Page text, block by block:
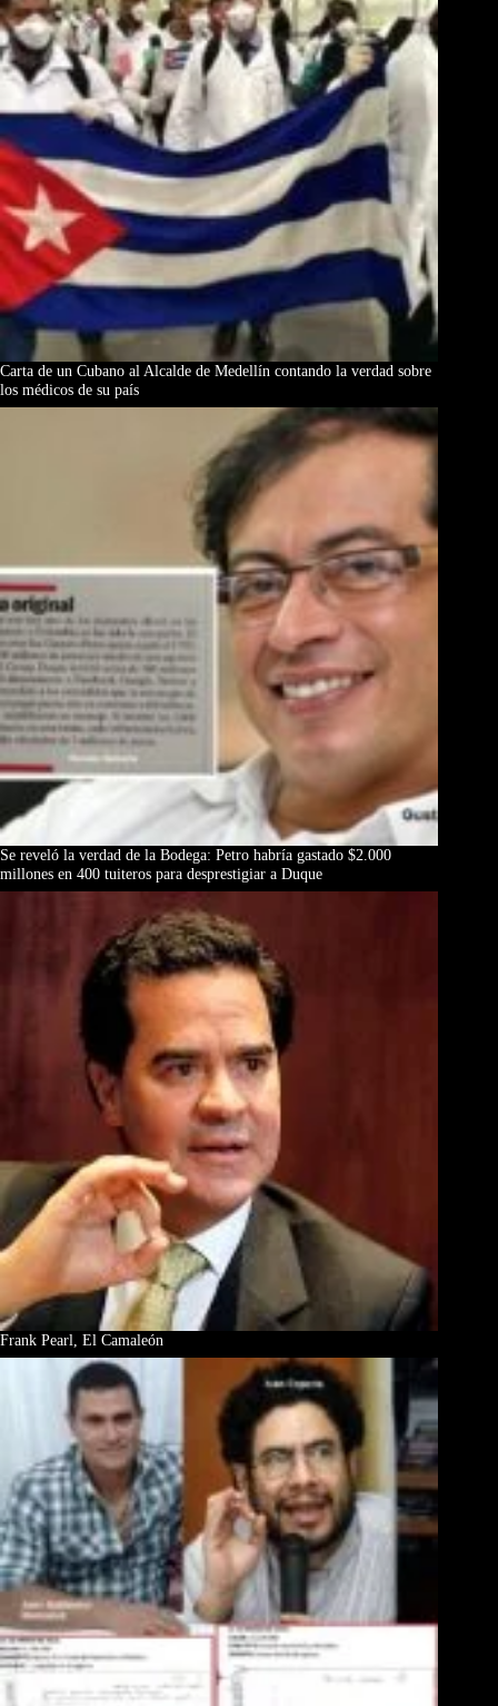
Carta de un Cubano al Alcalde de Medellín contando la verdad sobre
los médicos de su país
Se reveló la verdad de la Bodega: Petro habría gastado $2.000
millones en 400 tuiteros para desprestigiar a Duque
Frank Pearl, El Camaleón